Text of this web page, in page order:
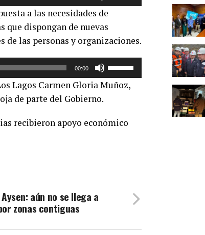
teclas
de
flecha
para
aumentar
o
volumen.
a las necesidades de
que dispongan de nuevas
las personas y organizaciones.
00:00
teclas
arriba/abajo
volumen.
Lagos Carmen Gloria Muñoz,
de parte del Gobierno.
recibieron apoyo económico
aún no se llega a
zonas contiguas